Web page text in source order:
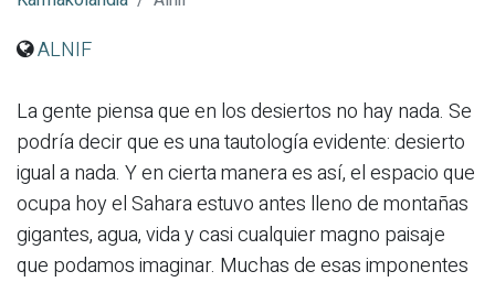
ALNIF
La gente piensa que en los desiertos no hay nada. Se
podría decir que es una tautología evidente: desierto
igual a nada. Y en cierta manera es así, el espacio que
ocupa hoy el Sahara estuvo antes lleno de montañas
gigantes, agua, vida y casi cualquier magno paisaje
que podamos imaginar. Muchas de esas imponentes